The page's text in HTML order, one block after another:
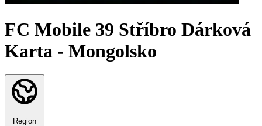
FC Mobile 39 Stříbro Dárková
Karta - Mongolsko
Region